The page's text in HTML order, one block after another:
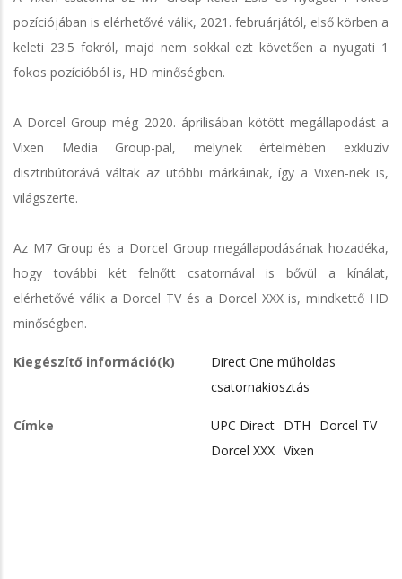
pozíciójában is elérhetővé válik, 2021. februárjától, első körben a
keleti 23.5 fokról, majd nem sokkal ezt követően a nyugati 1
fokos pozícióból is, HD minőségben.
A Dorcel Group még 2020. áprilisában kötött megállapodást a
Vixen Media Group-pal, melynek értelmében exkluzív
disztribútorává váltak az utóbbi márkáinak, így a Vixen-nek is,
világszerte.
Az M7 Group és a Dorcel Group megállapodásának hozadéka,
hogy további két felnőtt csatornával is bővül a kínálat,
elérhetővé válik a Dorcel TV és a Dorcel XXX is, mindkettő HD
minőségben.
Kiegészítő információ(k)
Direct One műholdas
csatornakiosztás
Címke UPC Direct DTH
Dorcel TV
Dorcel XXX Vixen